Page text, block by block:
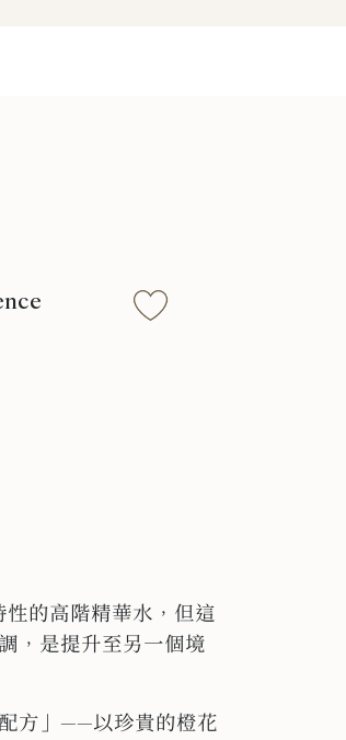
的高階精華水，但這
，是提升至另一個境
方」——以珍貴的橙花